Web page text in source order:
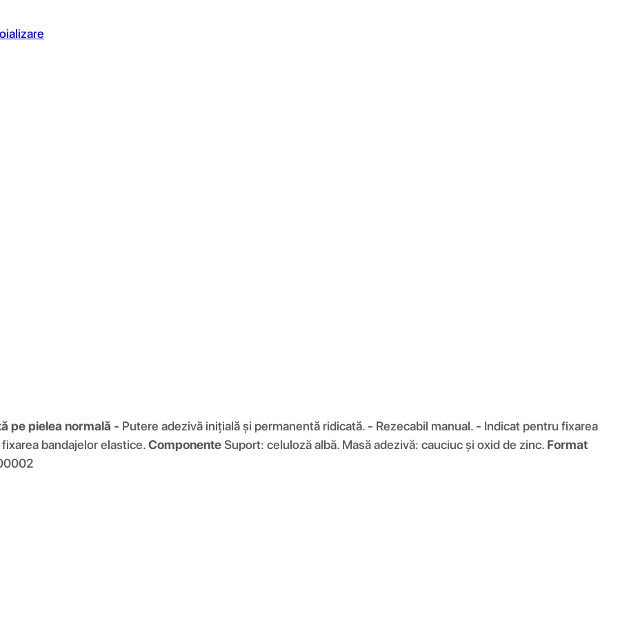
pe pielea normală - Putere adezivă inițială și permanentă ridicată. - Rezecabil manual. - Indicat pentru fixarea
bandajelor elastice.ComponenteSuport: celuloză albă. Masă adezivă: cauciuc și oxid de zinc. Format